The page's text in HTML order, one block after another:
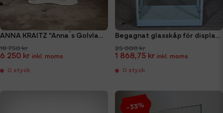
ANNA KRAITZ "Anna´s Golvlampa"
18 750 kr
6 250 kr
0 styck
Begagnat glasskåp för display Abstracta Opera
25 000 kr
1 868,75 kr
0 styck
-33%